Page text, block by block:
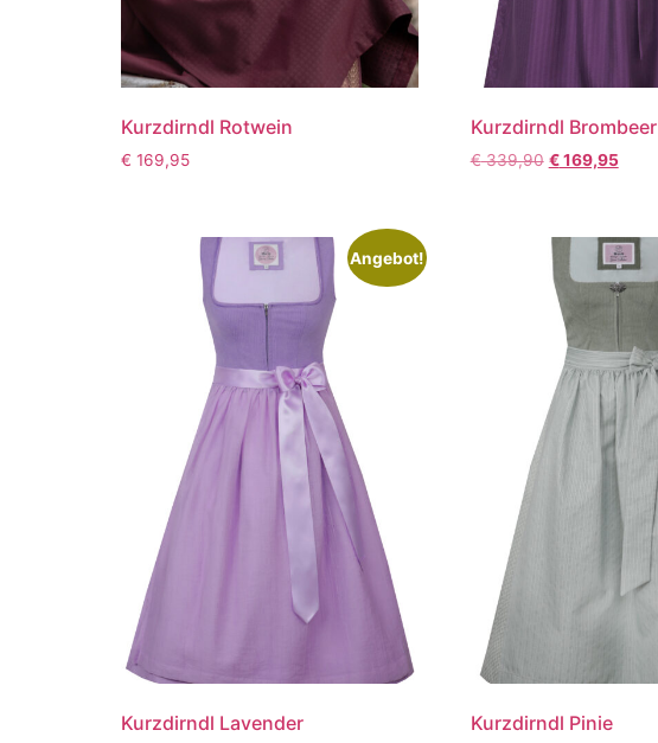
Kurzdirndl Rotwein
€ 169,95
Kurzdirndl Brombeer
€339,90 €169,95
Angebot!
Kurzdirndl Lavender Kurzdirndl Pinie